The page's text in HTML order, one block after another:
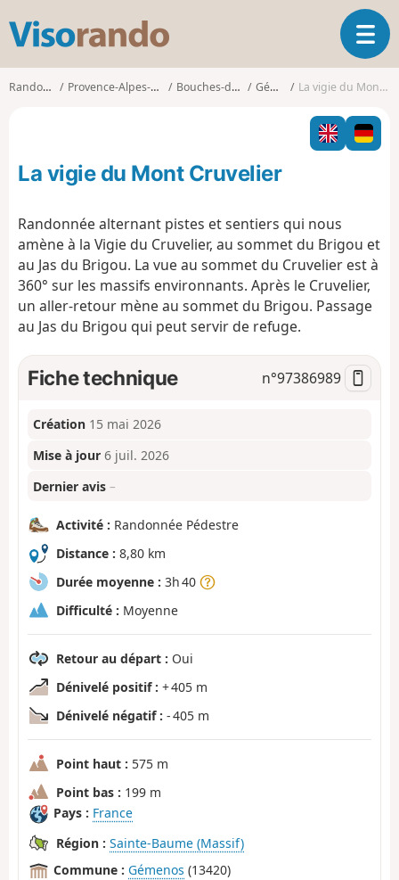
s
o
o
O
u
v
i
r
l
i
g
a
t
n
Randonnées Provence-Alpes-Côte d'Azur Bouches-du-Rhône Gémenos La vigie du Mont Cruvelier
La vigie du Mont Cruvelier
Randonnée alternant pistes et sentiers qui nous
amène à la Vigie du Cruvelier, au sommet du Brigou et
au Jas du Brigou. La vue au sommet du Cruvelier est à
360° sur les massifs environnants. Après le Cruvelier,
un aller-retour mène au sommet du Brigou. Passage
au Jas du Brigou qui peut servir de refuge.
Fiche technique n°97386989
Création 15 mai 2026
Mise à jour 6 juil. 2026
Dernier avis –
Activité : Randonnée Pédestre
Distance : 8,80 km
Durée moyenne : 3h 40
Difficulté : Moyenne
Retour au départ : Oui
Dénivelé positif : + 405 m
Dénivelé négatif : - 405 m
Point haut : 575 m
Point bas : 199 m
Pays : France
Région : Sainte-Baume (Massif)
Commune : Gémenos (13420)